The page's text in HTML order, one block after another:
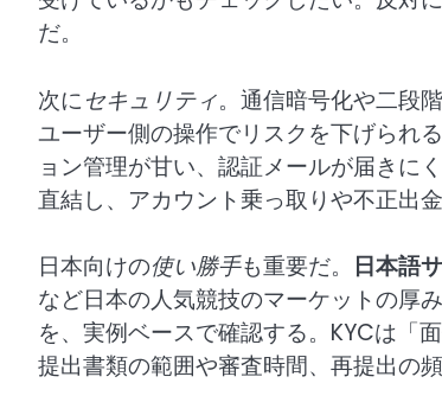
だ。
次にセキュリティ。通信暗号化や二段
ユーザー側の操作でリスクを下げられ
ョン管理が甘い、認証メールが届きに
直結し、アカウント乗っ取りや不正出
日本向けの使い勝手も重要だ。 日本語
など日本の人気競技のマーケットの厚
を、実例ベースで確認する。KYCは「
提出書類の範囲や審査時間、再提出の